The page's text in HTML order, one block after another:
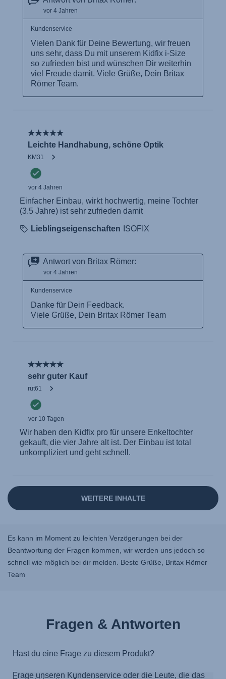
Es kann im Moment zu leichten Verzögerungen bei der
Beantwortung der Fragen kommen, wir werden uns jedoch so
schnell wie möglich bei dir melden. Beste Grüße, Britax Römer
Team
Fragen & Antworten